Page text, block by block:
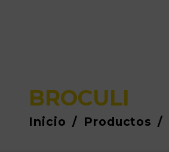
BROCULI
Inicio / Productos /